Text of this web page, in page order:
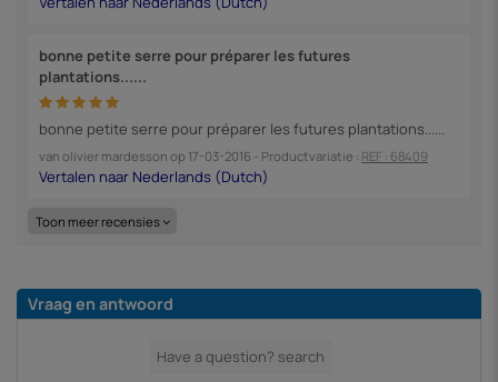
bonne petite serre pour préparer les futures
plantations......
bonne petite serre pour préparer les futures plantations......
van olivier mardesson op 17-03-2016 - Productvariatie : REF : 68409
Toon meer recensies
Vraag en antwoord